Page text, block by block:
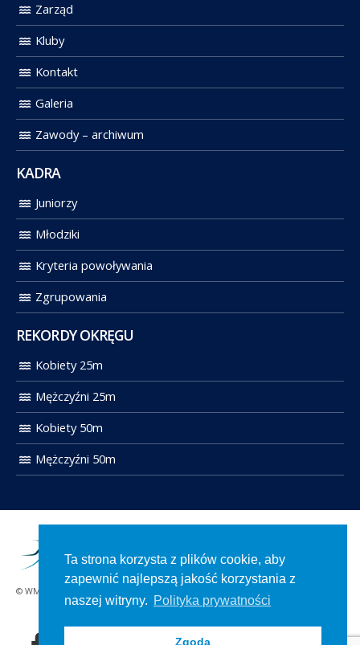
Zarząd
Kluby
Kontakt
Galeria
Zawody – archiwum
KADRA
Juniorzy
Młodziki
Kryteria powoływania
Zgrupowania
REKORDY OKRĘGU
Kobiety 25m
Mężczyźni 25m
Kobiety 50m
Mężczyźni 50m
© WMOZP 2021. Wszelkie prawa zastrzeżone.
Ta strona korzysta z plików cookie, aby
zapewnić najlepszą jakość korzystania z
naszej witryny. Polityka prywatności
Zgoda